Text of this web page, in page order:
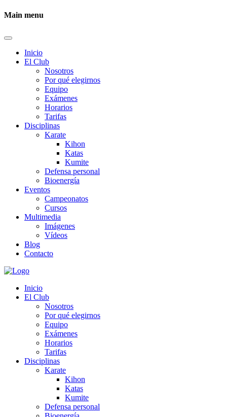
Main menu
Inicio
El Club
Nosotros
Por qué elegirnos
Equipo
Exámenes
Horarios
Tarifas
Disciplinas
Karate
Kihon
Katas
Kumite
Defensa personal
Bioenergía
Eventos
Campeonatos
Cursos
Multimedia
Imágenes
Vídeos
Blog
Contacto
Inicio
El Club
Nosotros
Por qué elegirnos
Equipo
Exámenes
Horarios
Tarifas
Disciplinas
Karate
Kihon
Katas
Kumite
Defensa personal